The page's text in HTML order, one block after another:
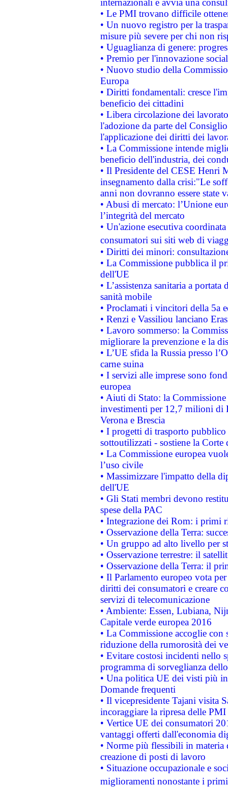
internazionali e avvia una
• Le PMI trovano difficile
• Un nuovo registro per la
misure più severe per chi non
• Uguaglianza di genere:
• Premio per l'innovazione
• Nuovo studio della
Europa
• Diritti fondamentali: cresce
beneficio dei cittadini
• Libera circolazione dei
l'adozione da parte del
l'applicazione dei diritti dei
• La Commissione intende
beneficio dell'industria, dei
• Il Presidente del CESE Henri
insegnamento dalla crisi:"Le
anni non dovranno essere state
• Abusi di mercato: l’Unione
l’integrità del mercato
• Un'azione esecutiva
consumatori sui siti web di
• Diritti dei minori:
• La Commissione pubblica il
dell'UE
• L’assistenza sanitaria a
sanità mobile
• Proclamati i vincitori della 5a
• Renzi e Vassiliou lanciano
• Lavoro sommerso: la
migliorare la prevenzione e la
• L’UE sfida la Russia presso
carne suina
• I servizi alle imprese sono
europea
• Aiuti di Stato: la
investimenti per 12,7 milioni di
Verona e Brescia
• I progetti di trasporto
sottoutilizzati - sostiene la Corte
• La Commissione europea
l’uso civile
• Massimizzare l'impatto della
dell'UE
• Gli Stati membri devono
spese della PAC
• Integrazione dei Rom: i primi
• Osservazione della Terra:
• Un gruppo ad alto livello per
• Osservazione terrestre: il
• Osservazione della Terra: il
• Il Parlamento europeo vota
diritti dei consumatori e creare
servizi di telecomunicazione
• Ambiente: Essen, Lubiana,
Capitale verde europea 2016
• La Commissione accoglie
riduzione della rumorosità dei
• Evitare costosi incidenti nello
programma di sorveglianza
• Una politica UE dei visti più
Domande frequenti
• Il vicepresidente Tajani visita
incoraggiare la ripresa delle
• Vertice UE dei consumatori
vantaggi offerti dall'economia
• Norme più flessibili in materia
creazione di posti di lavoro
• Situazione occupazionale e
miglioramenti nonostante i